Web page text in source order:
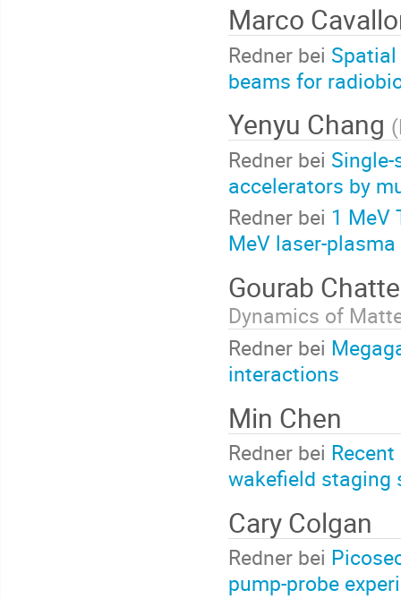
Marco
Redner bei
beams for
Yenyu Chang (
Redner bei
accelerators by
Redner bei 1 MeV
MeV laser-
Gourab
Dynamics of
Redner bei
interactions
Min Chen
Redner bei
wakefield staging
Cary Colgan
Redner bei
pump-probe